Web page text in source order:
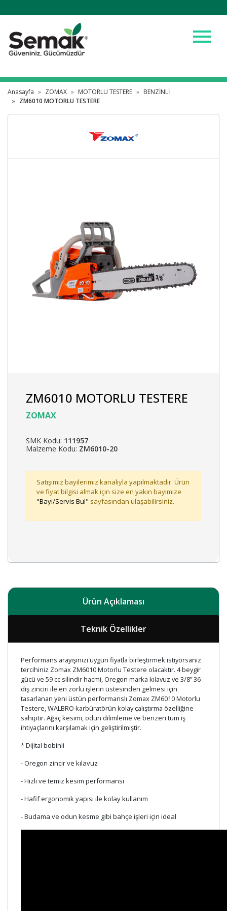
menu
Anasayfa ZOMAX MOTORLU TESTERE
BENZİNLİ
ZM6010 MOTORLU TESTERE
ZM6010 MOTORLU TESTERE
ZOMAX
SMK Kodu: 111957
Malzeme Kodu: ZM6010-20
Satışımız bayilerimiz kanalıyla yapılmaktadır. Ürün
ve fiyat bilgisi almak için size en yakın bayimize
"Bayi/Servis Bul" sayfasından ulaşabilirsiniz.
Ürün Açıklaması
Teknik Özellikler
Performans arayışınızı uygun fiyatla birleştirmek istiyorsanız
tercihiniz Zomax ZM6010 Motorlu Testere olacaktır. 4 beygir
gücü ve 59 cc silindir hacmi, Oregon marka kılavuz ve 3/8” 36
diş zinciri ile en zorlu işlerin üstesinden gelmesi için
tasarlanan yeni üstün performanslı Zomax ZM6010 Motorlu
Testere, WALBRO karbüratörün kolay çalıştırma özelliğine
sahiptir. Ağaç kesimi, odun dilimleme ve benzeri tüm iş
ihtiyaçlarını karşılamak için geliştirilmiştir.
* Dijital bobinli
- Oregon zincir ve kılavuz
- Hızlı ve temiz kesim performansı
- Hafif ergonomik yapısı ile kolay kullanım
- Budama ve odun kesme gibi bahçe işleri için ideal